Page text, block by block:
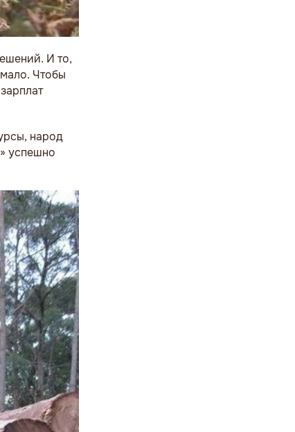
И то,
Чтобы
народ
успешно